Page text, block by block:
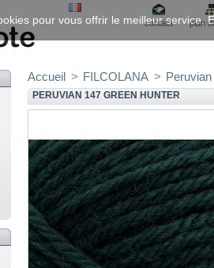
contact plan
Accueil > FILCOLANA > Peruvian
PERUVIAN 147 GREEN HUNTER
pour vous offrir le meilleur